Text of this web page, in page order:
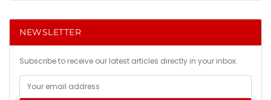
NEWSLETTER
Subscribe to receive our latest articles directly in your inbox.